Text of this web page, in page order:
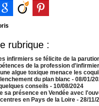
rubrique :
infirmiers se félicite de la
de la profession d'infirmier
algue toxique menace les
du plan blanc - 08/01/
conseils - 10/08/2024
sa présence en Vendée avec
en Pays de la Loire - 28/11/